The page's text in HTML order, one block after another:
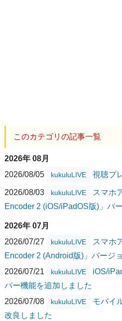
このカテゴリの記事一覧
2026年 08月
2026/08/05
kukuluLIVE 視聴プ
2026/08/03 kukuluLIVE
スマホ
Encoder 2 (iOS/iPadOS版)」バ
2026年 07月
2026/07/27
kukuluLIVE
スマホ
Encoder 2 (Android版)」バージ
2026/07/21
kukuluLIVE
iOS/
バー機能を追加しました
2026/07/08
kukuluLIVE
モバイ
改良しました